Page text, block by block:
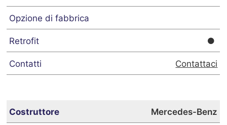
Contattaci
Mercedes-Benz